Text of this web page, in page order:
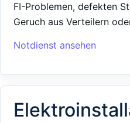
FI-Problemen, defekten
Geruch aus Verteilern
Notdienst ansehen